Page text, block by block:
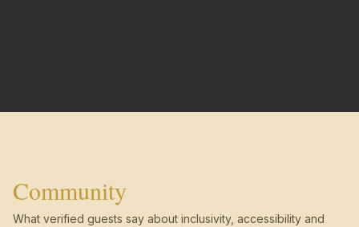
Community
What verified guests say about inclusivity, accessibility and